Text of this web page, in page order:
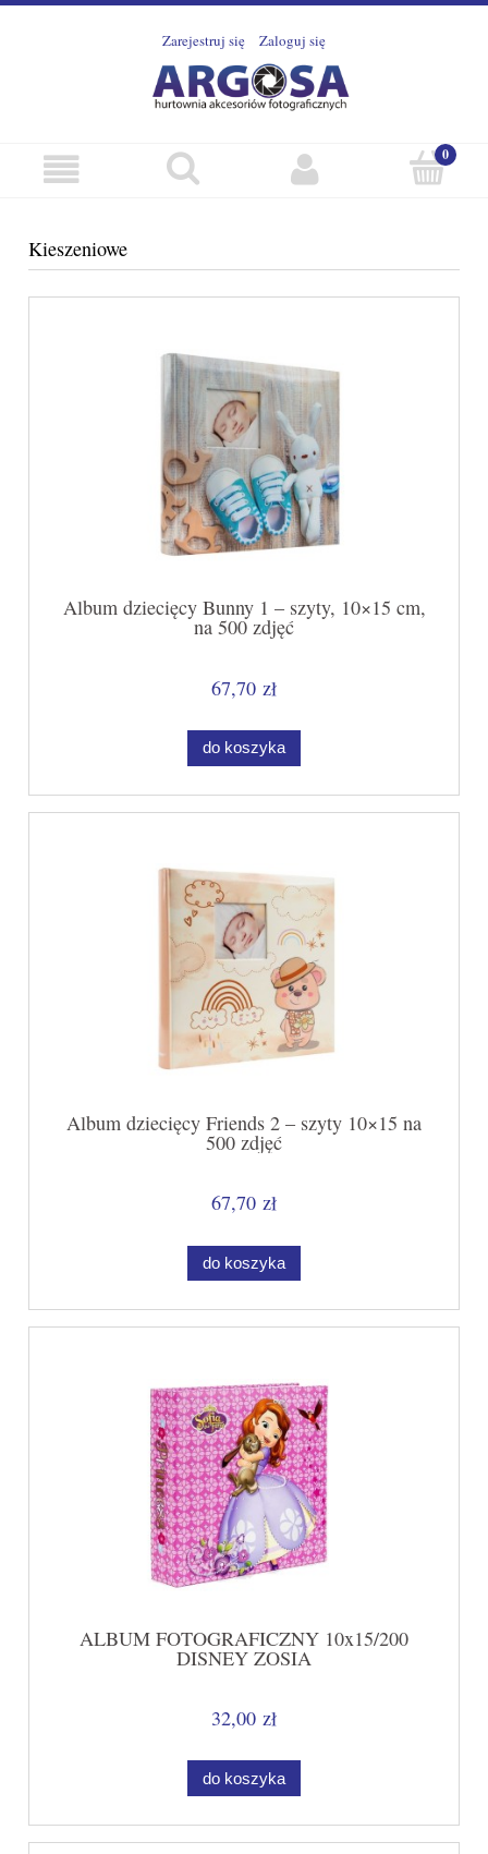
Zarejestruj się Zaloguj się
Kieszeniowe
Album dziecięcy Bunny 1 – szyty, 10×15 cm,
na 500 zdjęć
67,70 zł
do koszyka
Album dziecięcy Friends 2 – szyty 10×15 na
500 zdjęć
67,70 zł
do koszyka
ALBUM FOTOGRAFICZNY 10x15/200
DISNEY ZOSIA
32,00 zł
do koszyka